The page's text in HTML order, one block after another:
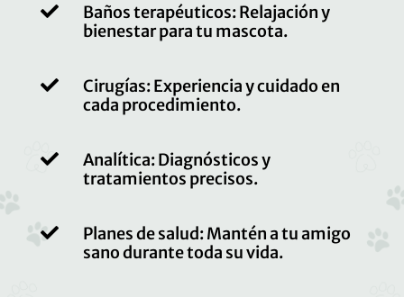

Baños terapéuticos: Relajación y
bienestar para tu mascota.

Cirugías: Experiencia y cuidado en
cada procedimiento.

Analítica: Diagnósticos y
tratamientos precisos.

Planes de salud: Mantén a tu amigo
sano durante toda su vida.